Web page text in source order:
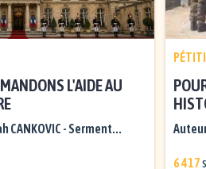
L'AIDE AU
CANKOVIC - Serment...
6 417